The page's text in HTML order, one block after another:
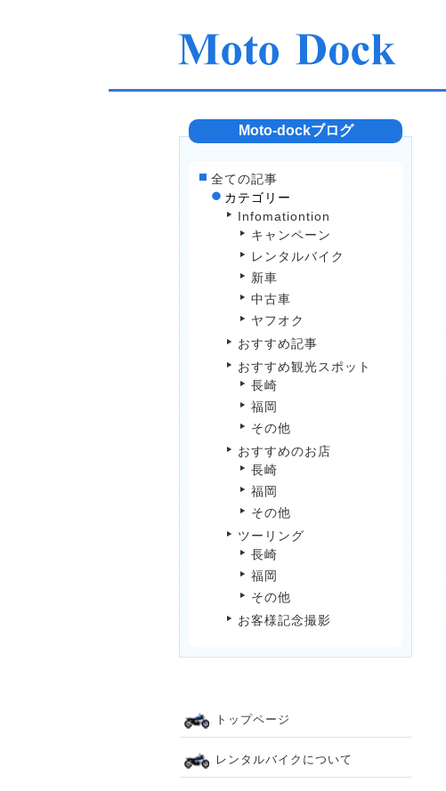
Moto-dockブログ
全ての記事
カテゴリー
Infomationtion
キャンペーン
レンタルバイク
新車
中古車
ヤフオク
おすすめ記事
おすすめ観光スポット
長崎
福岡
その他
おすすめのお店
長崎
福岡
その他
ツーリング
長崎
福岡
その他
お客様記念撮影
トップページ
レンタルバイクについて